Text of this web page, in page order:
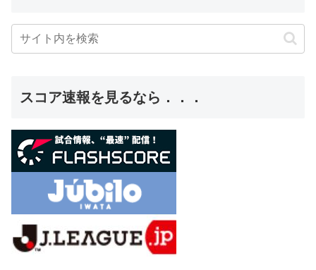
スコア速報を見るなら．．．